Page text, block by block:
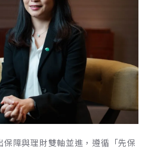
障與理財雙軸並進，遵循「先保